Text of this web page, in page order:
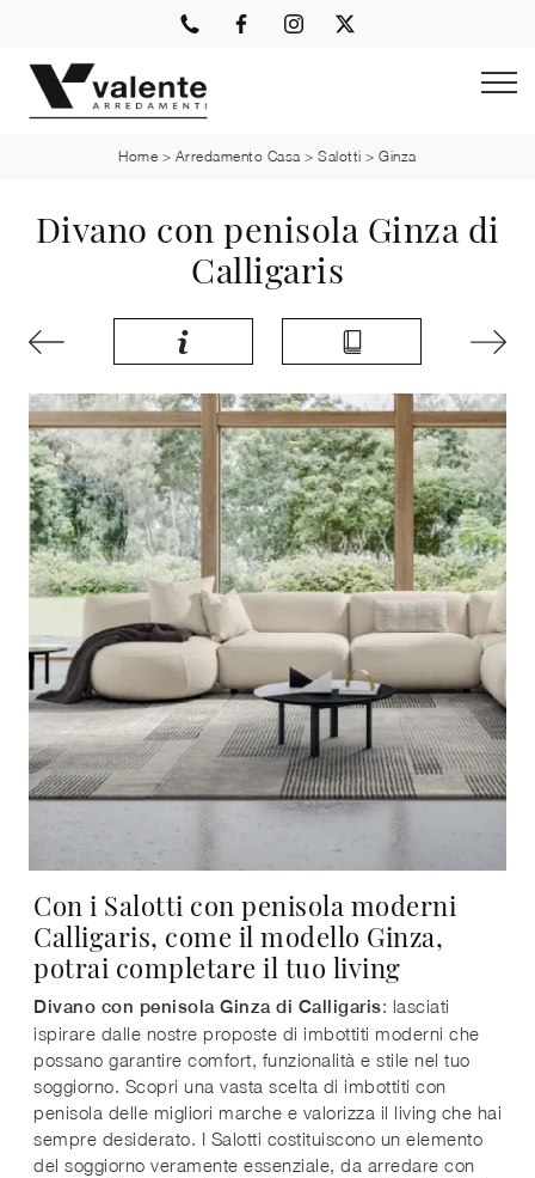
Home > Arredamento Casa >Salotti >Ginza
Divano con penisola Ginza di
Calligaris
Con i Salotti con penisola moderni
Calligaris, come il modello Ginza,
potrai completare il tuo living
Divano con penisola Ginza di Calligaris: lasciati
ispirare dalle nostre proposte di imbottiti moderni che
possano garantire comfort, funzionalità e stile nel tuo
soggiorno. Scopri una vasta scelta di imbottiti con
penisola delle migliori marche e valorizza il living che hai
sempre desiderato. I Salotti costituiscono un elemento
del soggiorno veramente essenziale, da arredare con